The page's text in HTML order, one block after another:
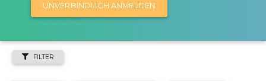
UNVERBINDLICH ANMELDEN
FILTER